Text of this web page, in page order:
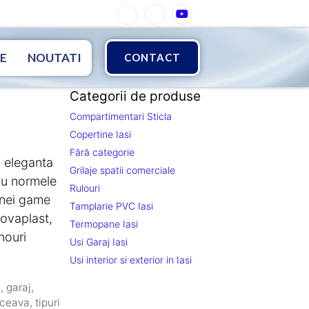
NOUTATI CONTACT
eleganta
normele
game
, garaj,
, tipuri
Categorii de produse
Compartimentari Sticla
Copertine Iasi
Fără categorie
Grilaje spatii comerciale
Rulouri
Tamplarie PVC Iasi
Termopane Iasi
Usi Garaj Iasi
Usi interior si exterior in Iasi